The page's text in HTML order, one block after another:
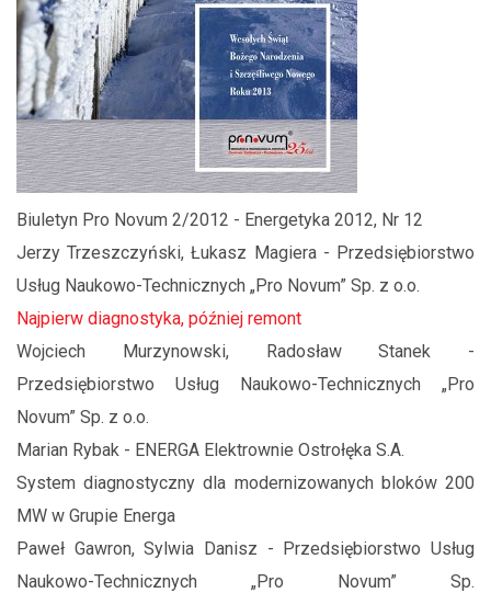
Biuletyn Pro Novum 2/2012 - Energetyka 2012, Nr 12
Jerzy Trzeszczyński, Łukasz Magiera - Przedsiębiorstwo
Usług Naukowo-Technicznych „Pro Novum” Sp. z o.o.
Najpierw diagnostyka, później remont
Wojciech Murzynowski, Radosław Stanek -
Przedsiębiorstwo Usług Naukowo-Technicznych „Pro
Novum” Sp. z o.o.
Marian Rybak - ENERGA Elektrownie Ostrołęka S.A.
System diagnostyczny dla modernizowanych bloków 200
MW w Grupie Energa
Paweł Gawron, Sylwia Danisz - Przedsiębiorstwo Usług
Naukowo-Technicznych „Pro Novum” Sp.